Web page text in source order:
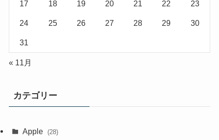
17 18 19 20 21 22 23
24 25 26 27 28 29 30
31
« 11月
カテゴリー
Apple (28)